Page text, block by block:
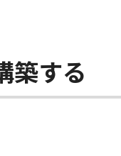
築する